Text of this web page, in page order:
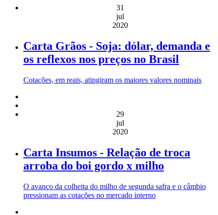
31
jul
2020
Carta Grãos - Soja: dólar, demanda e
os reflexos nos preços no Brasil
Cotações, em reais, atingiram os maiores valores nominais
29
jul
2020
Carta Insumos - Relação de troca
arroba do boi gordo x milho
O avanço da colheita do milho de segunda safra e o câmbio
pressionam as cotações no mercado interno